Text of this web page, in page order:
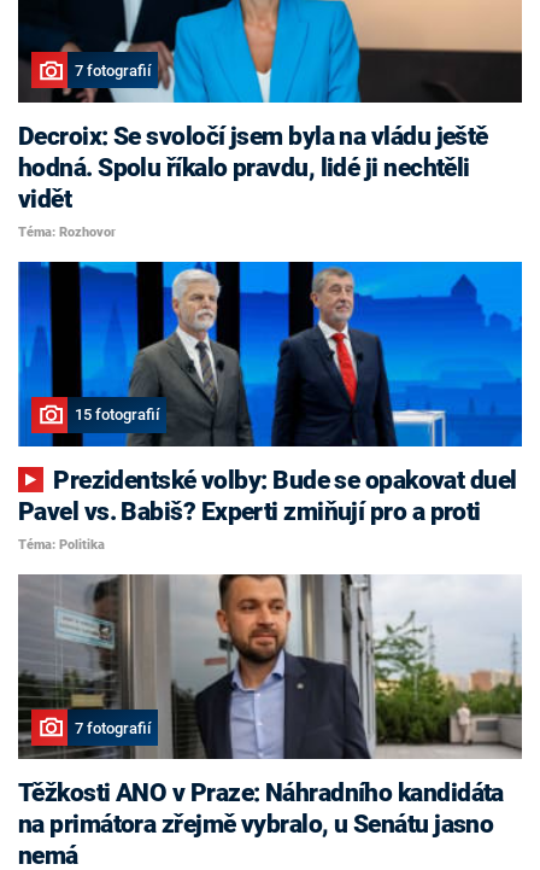
7 fotografií
Decroix: Se svoločí jsem byla na vládu ještě
hodná. Spolu říkalo pravdu, lidé ji nechtěli
vidět
Téma: Rozhovor
15 fotografií
Pavel vs. Babiš? Experti zmiňují pro a proti
Téma: Politika
7 fotografií
Těžkosti ANO v Praze: Náhradního kandidáta
na primátora zřejmě vybralo, u Senátu jasno
nemá